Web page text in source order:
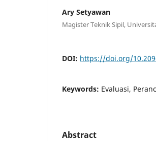
Ary Setyawan
Magister Teknik Sipil,
DOI: https://doi.org/
Keywords: Evaluasi,
Abstract